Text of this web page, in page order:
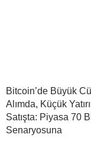
Bitcoin’de Büyük
Alımda, Küçük
Satışta: Piyasa 70
Senaryosuna